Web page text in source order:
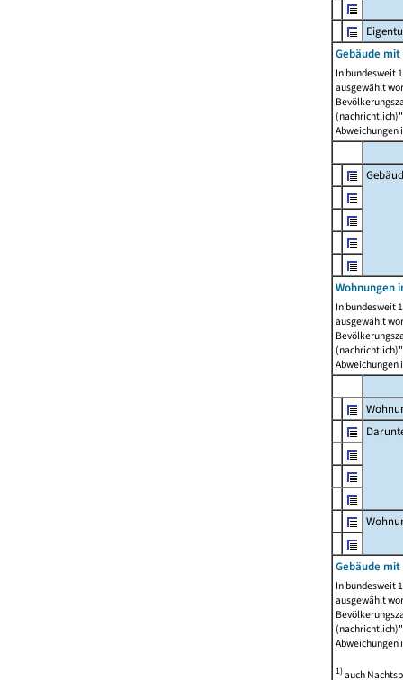
Gebäude
In bundesweit
ausgewählt
Abweichungen
Wohnungen
In bundesweit
ausgewählt
Abweichungen
Gebäude
In bundesweit
ausgewählt
Abweichungen
1)auch